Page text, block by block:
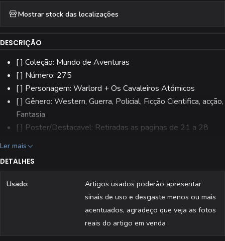
Mostrar stock das localizações
DESCRIÇÃO
[ ] Coleção: Mundo de Aventuras
[ ] Número: 275
[ ] Personagem: Warlord + Os Cavaleiros Atómicos
[ ] Gênero: Western, Guerra, Policial, Ficção Cientifica, acção,
Fantasia
[ ] Poster/Destacavel: Retiradas as paginas de 21 a 28
(não afeta a historia)
[ ] Estado: Usado
[ ] Todas as revistas são fotografadas individualmente.
Ler mais
DETALHES
Usado:
Artigos usados poderão apresentar
sinais de uso e desgaste menos ou mais
acentuados, agradeço que veja as fotos
reais do artigo em venda